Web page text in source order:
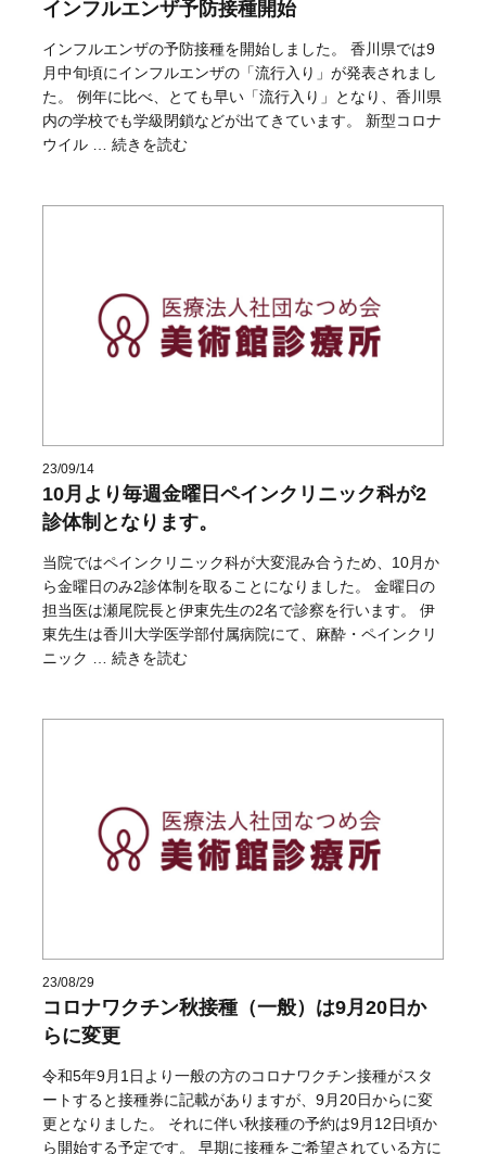
インフルエンザ予防接種開始
インフルエンザの予防接種を開始しました。 香川県では9
月中旬頃にインフルエンザの「流行入り」が発表されまし
た。 例年に比べ、とても早い「流行入り」となり、香川県
内の学校でも学級閉鎖などが出てきています。 新型コロナ
ウイル … “インフルエンザ予防接種開始” の
続きを読む
23/09/14
10月より毎週金曜日ペインクリニック科が2
診体制となります。
当院ではペインクリニック科が大変混み合うため、10月か
ら金曜日のみ2診体制を取ることになりました。 金曜日の
担当医は瀬尾院長と伊東先生の2名で診察を行います。 伊
東先生は香川大学医学部付属病院にて、麻酔・ペインクリ
ニック … “10月より毎週金曜日ペインクリニック科が2診体制と
続きを読む
23/08/29
コロナワクチン秋接種（一般）は9月20日か
らに変更
令和5年9月1日より一般の方のコロナワクチン接種がスタ
ートすると接種券に記載がありますが、9月20日からに変
更となりました。 それに伴い秋接種の予約は9月12日頃か
ら開始する予定です。 早期に接種をご希望されている方に